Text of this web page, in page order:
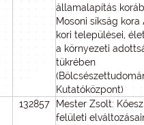
államalapítás
Mosoni síkság
kori települései,
a környezeti
tükrében
Kutatóközpont)
132857
Mester Zsolt:
felületi